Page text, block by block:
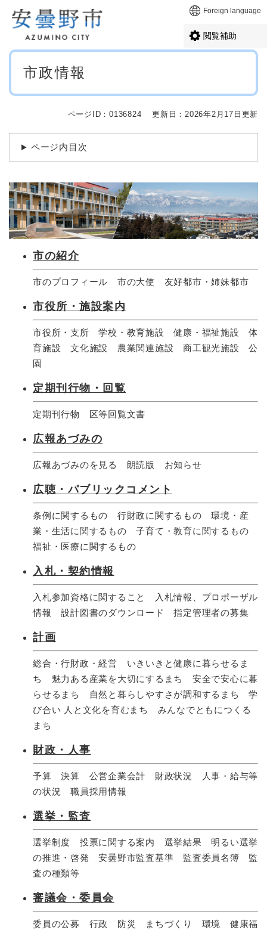
メニューを飛ばして本文へ Foreign language
閲覧補助
本
市政情報
ページID：0136824 更新日：2026年2月17日更新
ページ内目次
市の紹介
市のプロフィール 市の大使 友好都市・姉妹都市
市役所・施設案内
市役所・支所 学校・教育施設 健康・福祉施設 体
育施設 文化施設 農業関連施設 商工観光施設 公
園
定期刊行物・回覧
定期刊行物 区等回覧文書
広報あづみの
広報あづみのを見る 朗読版 お知らせ
広聴・パブリックコメント
条例に関するもの 行財政に関するもの環境・産
業・生活に関するもの​ 子育て・教育に関するもの​
福祉・医療に関するもの​
入札・契約情報
入札参加資格に関すること​ 入札情報、プロポーザル
情報​ 設計図書のダウンロード​ 指定管理者の募集​
計画
総合・行財政・経営 いきいきと健康に暮らせるま
ち 魅力ある産業を大切にするまち 安全で安心に暮
らせるまち 自然と暮らしやすさが調和するまち 学
び合い 人と文化を育むまち みんなでともにつくる
まち
財政・人事
予算 決算 公営企業会計 財政状況 人事・給与等
の状況 職員採用情報
選挙・監査
選挙制度 投票に関する案内 選挙結果 明るい選挙
の推進・啓発 安曇野市監査基準 監査委員名簿 監
査の種類等
審議会・委員会
委員の公募 行政 防災 まちづくり 環境 健康福